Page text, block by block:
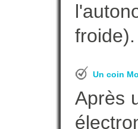
froide).
Un coin
Après